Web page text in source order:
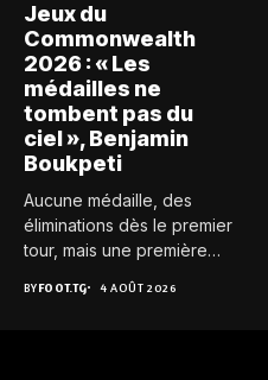
Jeux du
Commonwealth
2026 : « Les
médailles ne
tombent pas du
ciel », Benjamin
Boukpeti
Aucune médaille, des
éliminations dès le premier
tour, mais une première
BYFOOT.TG 4 AOÛT 2026